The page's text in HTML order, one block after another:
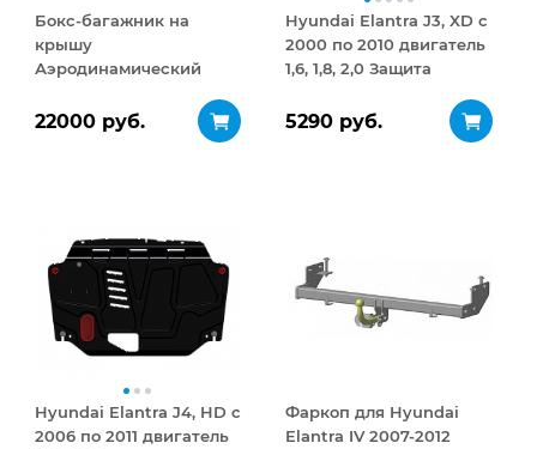
Бокс-багажник на
крышу
Аэродинамический
ДВУСТОРОННЕЕ
22000 руб.
Hyundai Elantra J3, XD с
2000 по 2010 двигатель
1,6, 1,8, 2,0 Защита
мм
5290 руб.
Hyundai Elantra J4, HD с
2006 по 2011 двигатель
Фаркоп для Hyundai
Elantra IV 2007-2012